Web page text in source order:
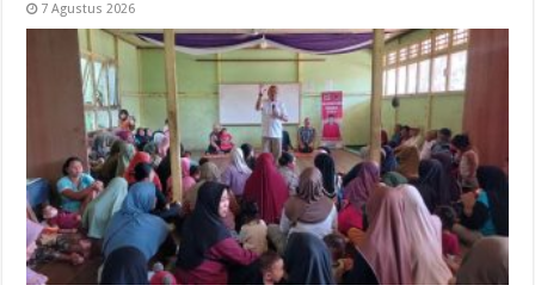
7 Agustus 2026